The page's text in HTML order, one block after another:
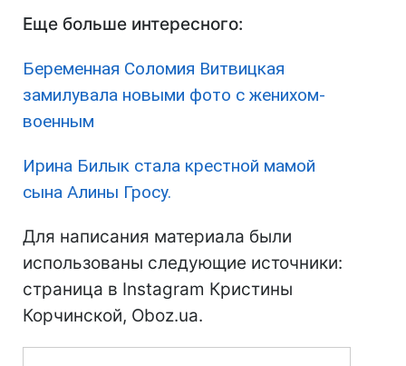
Еще больше интересного:
Беременная Соломия Витвицкая
замилувала новыми фото с женихом-
военным
Ирина Билык стала крестной мамой
сына Алины Гросу.
Для написания материала были
использованы следующие источники:
страница в Instagram Кристины
Корчинской, Oboz.ua.